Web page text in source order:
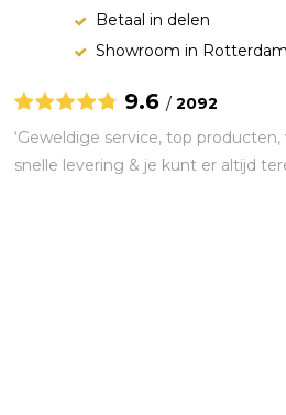
Betaal in delen
Showroom in
9.6 / 2092
‘Geweldige service, top
snelle levering & je kunt er altijd